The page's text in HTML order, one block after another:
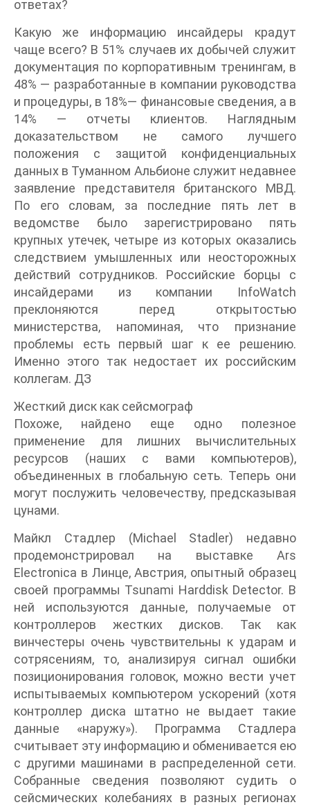
ответах?
Какую же информацию инсайдеры крадут
чаще всего? В 51% случаев их добычей служит
документация по корпоративным тренингам, в
48% — разработанные в компании руководства
и процедуры, в 18%— финансовые сведения, а в
14% — отчеты клиентов. Наглядным
доказательством не самого лучшего
положения с защитой конфиденциальных
данных в Туманном Альбионе служит недавнее
заявление представителя британского МВД.
По его словам, за последние пять лет в
ведомстве было зарегистрировано пять
крупных утечек, четыре из которых оказались
следствием умышленных или неосторожных
действий сотрудников. Российские борцы с
инсайдерами из компании InfoWatch
преклоняются перед открытостью
министерства, напоминая, что признание
проблемы есть первый шаг к ее решению.
Именно этого так недостает их российским
коллегам. ДЗ
Жесткий диск как сейсмограф
Похоже, найдено еще одно полезное
применение для лишних вычислительных
ресурсов (наших с вами компьютеров),
объединенных в глобальную сеть. Теперь они
могут послужить человечеству, предсказывая
цунами.
Майкл Стадлер (Michael Stadler) недавно
продемонстрировал на выставке Ars
Electronica в Линце, Австрия, опытный образец
своей программы Tsunami Harddisk Detector. В
ней используются данные, получаемые от
контроллеров жестких дисков. Так как
винчестеры очень чувствительны к ударам и
сотрясениям, то, анализируя сигнал ошибки
позиционирования головок, можно вести учет
испытываемых компьютером ускорений (хотя
контроллер диска штатно не выдает такие
данные «наружу»). Программа Стадлера
считывает эту информацию и обменивается ею
с другими машинами в распределенной сети.
Собранные сведения позволяют судить о
сейсмических колебаниях в разных регионах